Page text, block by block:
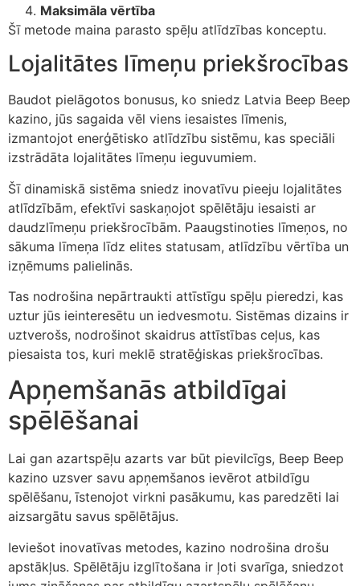
Maksimāla vērtība
Šī metode maina parasto spēļu atlīdzības konceptu.
Lojalitātes līmeņu priekšrocības
Baudot pielāgotos bonusus, ko sniedz Latvia Beep Beep
kazino, jūs sagaida vēl viens iesaistes līmenis,
izmantojot enerģētisko atlīdzību sistēmu, kas speciāli
izstrādāta lojalitātes līmeņu ieguvumiem.
Šī dinamiskā sistēma sniedz inovatīvu pieeju lojalitātes
atlīdzībām, efektīvi saskaņojot spēlētāju iesaisti ar
daudzlīmeņu priekšrocībām. Paaugstinoties līmeņos, no
sākuma līmeņa līdz elites statusam, atlīdzību vērtība un
izņēmums palielinās.
Tas nodrošina nepārtraukti attīstīgu spēļu pieredzi, kas
uztur jūs ieinteresētu un iedvesmotu. Sistēmas dizains ir
uztverošs, nodrošinot skaidrus attīstības ceļus, kas
piesaista tos, kuri meklē stratēģiskas priekšrocības.
Apņemšanās atbildīgai
spēlēšanai
Lai gan azartspēļu azarts var būt pievilcīgs, Beep Beep
kazino uzsver savu apņemšanos ievērot atbildīgu
spēlēšanu, īstenojot virkni pasākumu, kas paredzēti lai
aizsargātu savus spēlētājus.
Ieviešot inovatīvas metodes, kazino nodrošina drošu
apstākļus. Spēlētāju izglītošana ir ļoti svarīga, sniedzot